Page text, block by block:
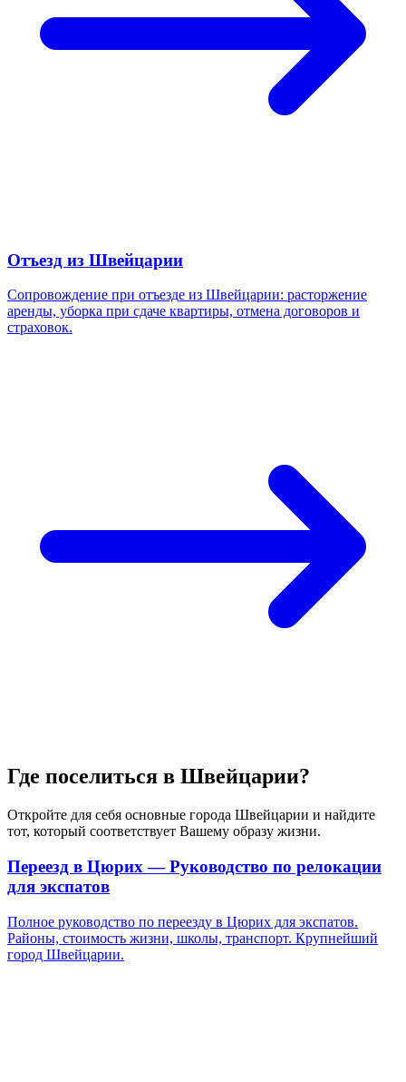
Отъезд из Швейцарии
Сопровождение при отъезде из Швейцарии: расторжение
аренды, уборка при сдаче квартиры, отмена договоров и
страховок.
Где поселиться в Швейцарии?
Откройте для себя основные города Швейцарии и найдите
тот, который соответствует Вашему образу жизни.
Переезд в Цюрих — Руководство по релокации
для экспатов
Полное руководство по переезду в Цюрих для экспатов.
Районы, стоимость жизни, школы, транспорт. Крупнейший
город Швейцарии.